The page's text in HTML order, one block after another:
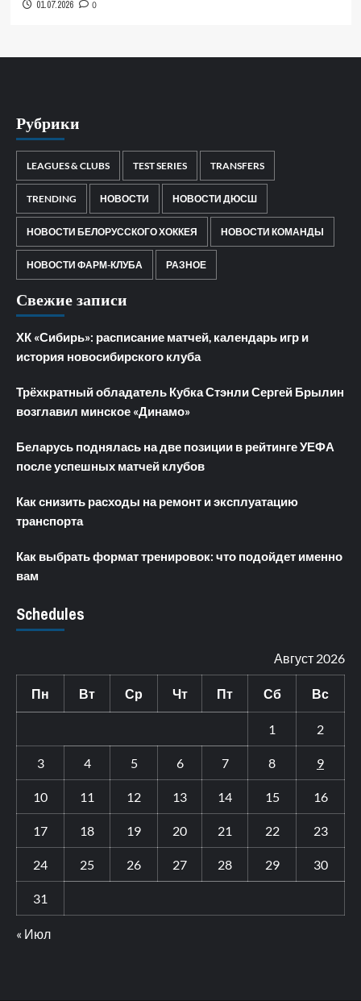
01.07.2026 0
Рубрики
LEAGUES & CLUBS TEST SERIES TRANSFERS
TRENDING НОВОСТИ НОВОСТИ ДЮСШ
НОВОСТИ БЕЛОРУССКОГО ХОККЕЯ НОВОСТИ КОМАНДЫ
НОВОСТИ ФАРМ-КЛУБА РАЗНОЕ
Свежие записи
ХК «Сибирь»: расписание матчей, календарь игр и
история новосибирского клуба
Трёхкратный обладатель Кубка Стэнли Сергей Брылин
возглавил минское «Динамо»
Беларусь поднялась на две позиции в рейтинге УЕФА
после успешных матчей клубов
Как снизить расходы на ремонт и эксплуатацию
транспорта
Как выбрать формат тренировок: что подойдет именно
вам
Schedules
Август 2026
Пн Вт Ср Чт Пт Сб Вс
1 2
3 4 5 6 7 8 9
10 11 12 13 14 15 16
17 18 19 20 21 22 23
24 25 26 27 28 29 30
31
« Июл